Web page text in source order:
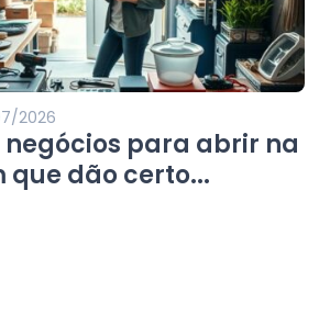
2026
negócios para abrir na
dão certo...